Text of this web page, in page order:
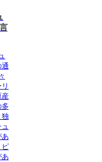
通
産
独
あ
ピ
あ